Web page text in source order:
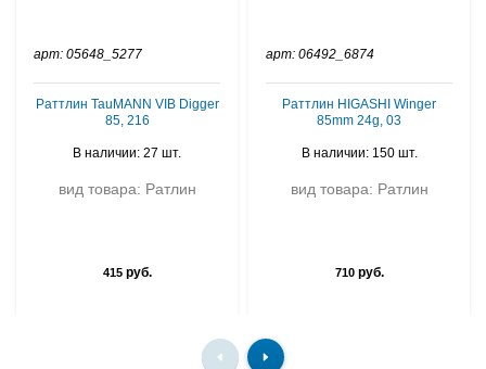
арт: 05648_5277
Раттлин TauMANN VIB Digger
85, 216
В наличии: 27 шт.
вид товара: Ратлин
415руб.
арт: 06492_6874
Раттлин HIGASHI Winger
85mm 24g, 03
В наличии: 150 шт.
вид товара: Ратлин
710руб.